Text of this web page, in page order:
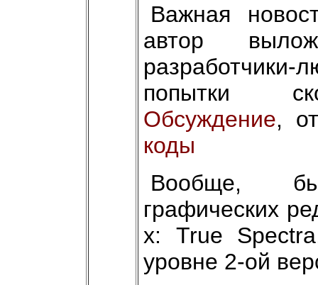
Важная
автор
попытки
Обсуждение,
коды
Вообще,
графических
х: True
уровне 2-ой